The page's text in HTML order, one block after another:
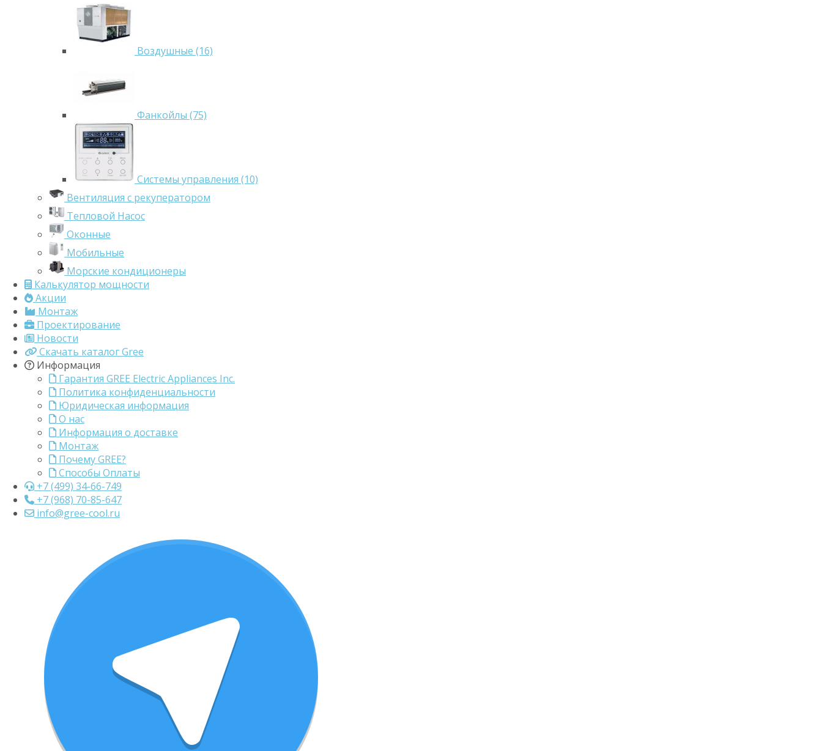
Воздушные (16)
Фанкойлы (75)
Системы управления (10)
Вентиляция с рекуператором
Тепловой Насос
Оконные
Мобильные
Морские кондиционеры
Калькулятор мощности
Акции
Монтаж
Проектирование
Новости
Скачать каталог Gree
Информация
Гарантия GREE Electric Appliances Inc.
Политика конфиденциальности
Юридическая информация
О нас
Информация о доставке
Монтаж
Почему GREE?
Способы Оплаты
+7 (499) 34-66-749
+7 (968) 70-85-647
info@gree-cool.ru